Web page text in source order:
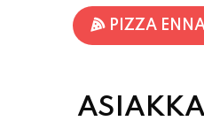
PIZZA